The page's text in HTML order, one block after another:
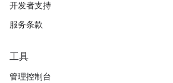
开发者支持
服务条款
工具
管理控制台